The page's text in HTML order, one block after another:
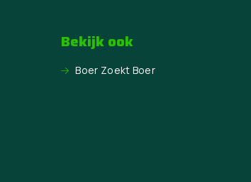
Bekijk ook
Boer Zoekt Boer